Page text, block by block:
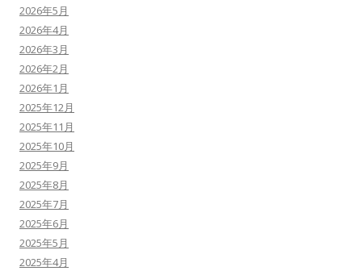
2026年5月
2026年4月
2026年3月
2026年2月
2026年1月
2025年12月
2025年11月
2025年10月
2025年9月
2025年8月
2025年7月
2025年6月
2025年5月
2025年4月